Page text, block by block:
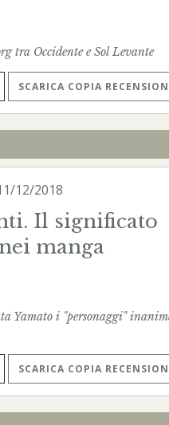
tra Occidente e Sol Levante
SCARICA COPIA
12/2018
Il significato
manga
Yamato i "personaggi"
SCARICA COPIA